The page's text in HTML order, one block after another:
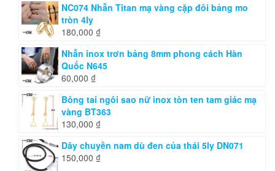
NC074 Nhẫn Titan mạ vàng cặp đôi bảng mo
tròn 4ly
180,000 ₫
Nhẫn inox trơn bảng 8mm phong cách Hàn
Quốc N645
60,000 ₫
Bông tai ngôi sao nữ inox tòn ten tam giác mạ
vàng BT363
130,000 ₫
Dây chuyền nam dù đen của thái 5ly DN071
150,000 ₫